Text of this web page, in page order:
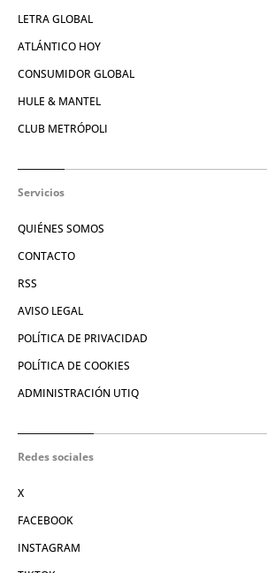
LETRA GLOBAL
ATLÁNTICO HOY
CONSUMIDOR GLOBAL
HULE & MANTEL
CLUB METRÓPOLI
Servicios
QUIÉNES SOMOS
CONTACTO
RSS
AVISO LEGAL
POLÍTICA DE PRIVACIDAD
POLÍTICA DE COOKIES
ADMINISTRACIÓN UTIQ
Redes sociales
X
FACEBOOK
INSTAGRAM